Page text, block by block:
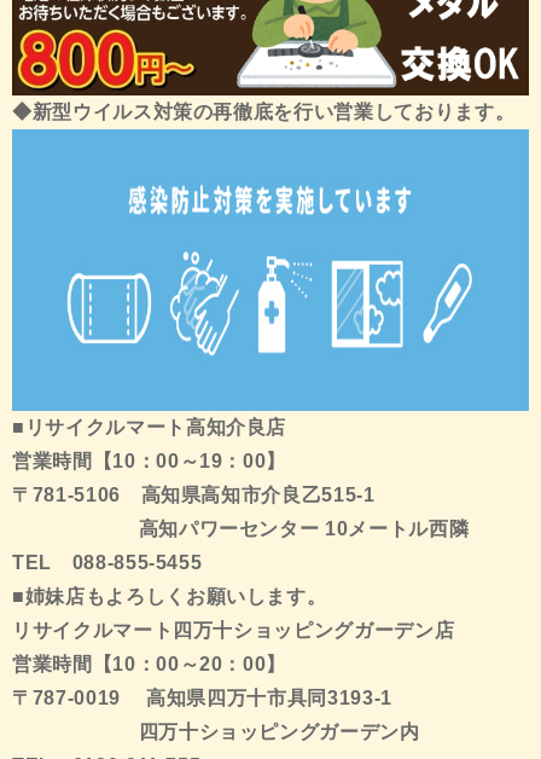
◆新型ウイルス対策の再徹底を行い営業しております。
■リサイクルマート高知介良店
営業時間【10：00～19：00】
〒781-5106 高知県高知市介良乙515-1
高知パワーセンター 10メートル西隣
TEL 088-855-5455
■姉妹店もよろしくお願いします。
リサイクルマート四万十ショッピングガーデン店
営業時間【10：00～20：00】
〒787-0019 高知県四万十市具同3193-1
四万十ショッピングガーデン内